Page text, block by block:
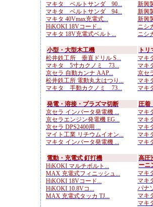
マキタ ベルトサンダ 90...
マキタ ベルトサンダ 94...
マキタ 40Vmax充電式...
HiKOKI 18Vコード...
マキタ 18V充電式ベルト...
新興
新興
新興
ニシ
ニシ
小型・大型木工機
松井鉄工所 垂直ドリル S...
マキタ 5寸カクノミ 73...
京セラ 自動カンナ AAP...
松井鉄工所 電動丸太はつり...
マキタ 手動カクノミ 73...
ト
マキ
マキ
京セ
マキ
マキ
発電・溶接・プラズマ切断
京セラ インバータ発電機 ...
京セラエンジン発電機 EG...
京セラ DPS2400用 ...
マイト工業 リチウムイオン...
マキタ インバータ発電機 ...
圧着
マキ
マキ
マキ
マキ
マキ
電動・充電式 釘打機
HiKOKI マルチボルト...
MAX 充電式フィニッシュ...
HiKOKI 18Vコード...
HiKOKI 10.8Vコ...
MAX 充電式タッカ TJ...
高圧
ーニ
マキ
マキ
パナ
マキ
マキ